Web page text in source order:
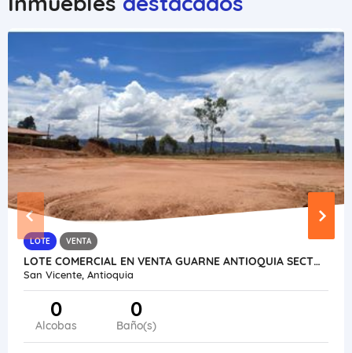
LOTE VENTA
LOTE COMERCIAL EN VENTA GUARNE ANTIOQUIA SECTOR CHAPARRAL
San Vicente, Antioquia
0
Alcobas
0
Baño(s)